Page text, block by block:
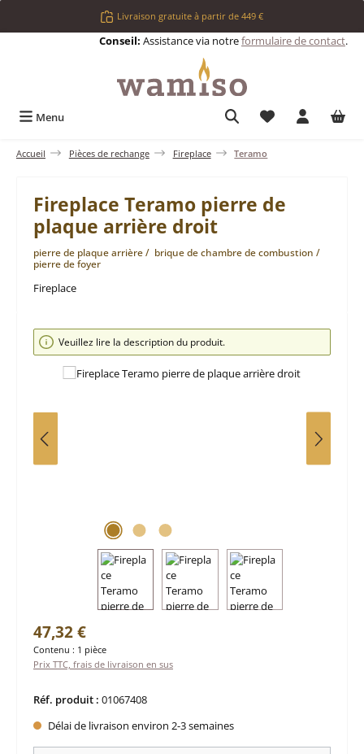
Passer au contenu principalLivraison gratuite à partir de 449 €
Conseil: Assistance via notreformulaire de contact.
Menu Vous avez 0
Accueil Pièces de rechange Fireplace Teramo
Fireplace Teramo pierre de
plaque arrière droit
pierre de plaque arrière / brique de chambre de combustion /
pierre de foyer
Fireplace
Ignorer la galerie d'images
Veuillez lire la description du produit.
Prix régulier :
47,32 €
Contenu : 1 pièce
Prix TTC, frais de livraison en sus
Réf. produit : 01067408
Délai de livraison environ 2-3 semaines